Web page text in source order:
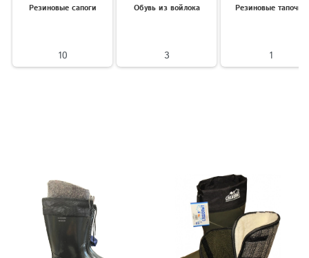
Резиновые сапоги
10
Обувь из войлока
3
Резиновые тапочки
1